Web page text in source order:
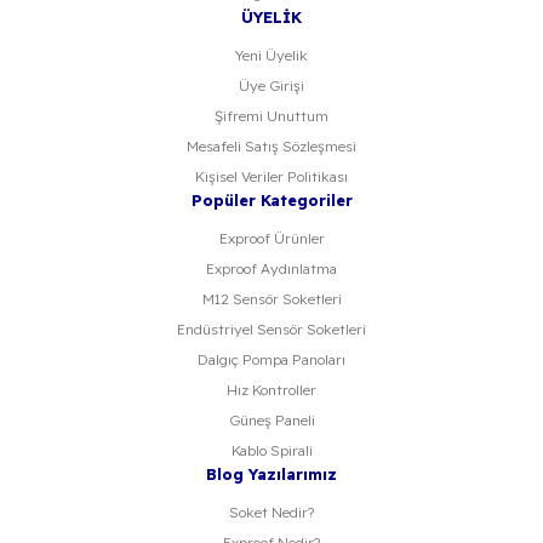
ÜYELİK
Yeni Üyelik
Üye Girişi
Şifremi Unuttum
Mesafeli Satış Sözleşmesi
Kişisel Veriler Politikası
Popüler Kategoriler
Exproof Ürünler
Exproof Aydınlatma
M12 Sensör Soketleri
Endüstriyel Sensör Soketleri
Dalgıç Pompa Panoları
Hız Kontroller
Güneş Paneli
Kablo Spirali
Blog Yazılarımız
Soket Nedir?